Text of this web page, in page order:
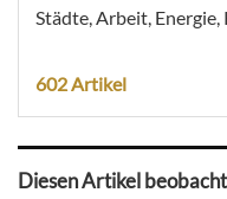
Städte, Arbeit,
602 Artikel
Diesen Artikel